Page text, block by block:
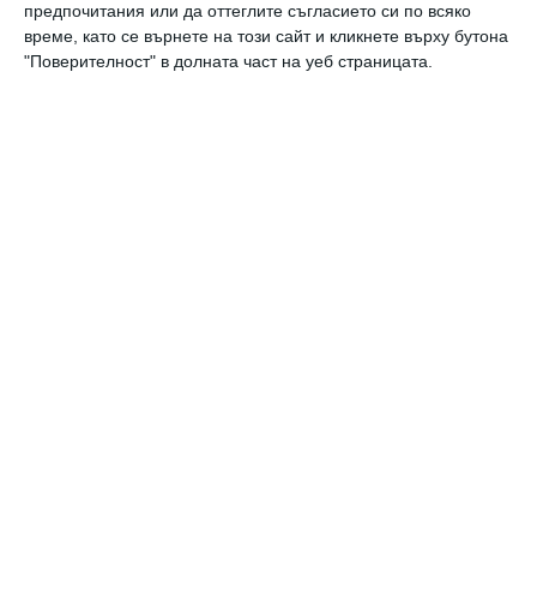
предпочитания или да оттеглите съгласието си по всяко
време, като се върнете на този сайт и кликнете върху бутона
"Поверителност" в долната част на уеб страницата.